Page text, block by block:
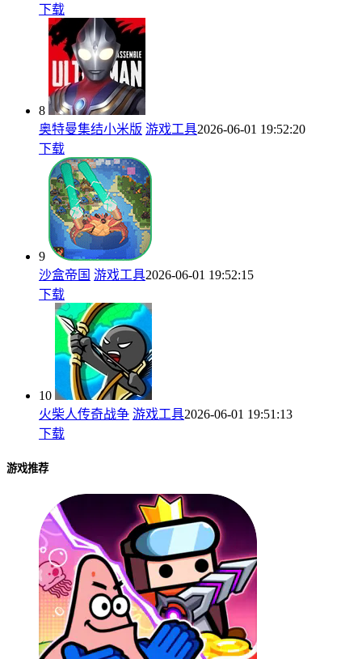
下载
8
奥特曼集结小米版 游戏工具2026-06-01 19:52:20
下载
9
沙盒帝国 游戏工具2026-06-01 19:52:15
下载
10
火柴人传奇战争 游戏工具2026-06-01 19:51:13
下载
游戏推荐